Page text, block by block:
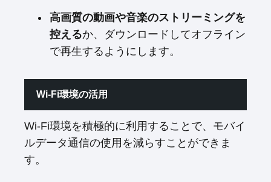
高画質の動画や音楽のストリーミングを
控えるか、ダウンロードしてオフライン
で再生するようにします。
Wi-Fi環境の活用
Wi-Fi環境を積極的に利用することで、モバイ
ルデータ通信の使用を減らすことができま
す。